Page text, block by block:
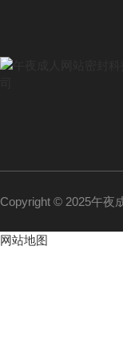
Copyright © 2025午
网站地图